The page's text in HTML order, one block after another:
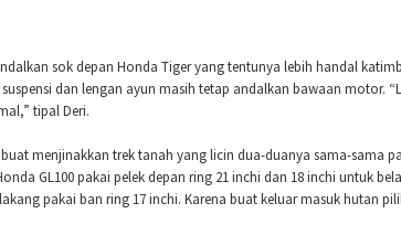
sok depan Honda Tiger yang tentunya lebih handal
dan lengan ayun masih tetap andalkan bawaan motor.
tipal Deri.
menjinakkan trek tanah yang licin dua-duanya sama-sama
GL100 pakai pelek depan ring 21 inchi dan 18 inchi untuk
pakai ban ring 17 inchi. Karena buat keluar masuk hutan